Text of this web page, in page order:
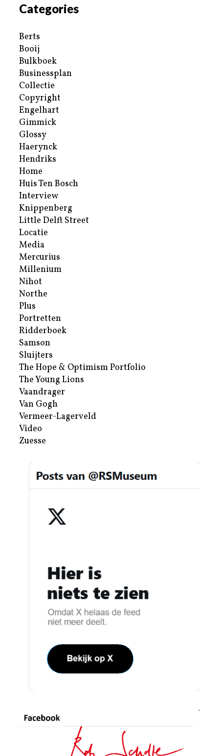
Categories
Berts
Booij
Bulkboek
Businessplan
Collectie
Copyright
Engelhart
Gimmick
Glossy
Haerynck
Hendriks
Home
Huis Ten Bosch
Interview
Knippenberg
Little Delft Street
Locatie
Media
Mercurius
Millenium
Nihot
Northe
Plus
Portretten
Ridderboek
Samson
Sluijters
The Hope & Optimism Portfolio
The Young Lions
Vaandrager
Van Gogh
Vermeer-Lagerveld
Video
Zuesse